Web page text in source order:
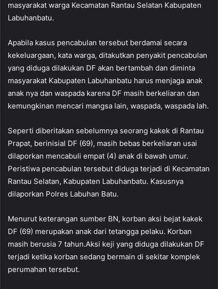
masyarakat warga Kecamatan Rantau Selatan Kabupaten
Labuhanbatu.
Apabila kasus pencabulan tersebut berdamai secara
kekeluargaan, kata warga, ditakutkan penyakit pencabulan
yang diduga dilakukan DF akan bertambah dan diminta
masyarakat Kabupaten Labuhanbatu harus menjaga anak
anak nya dan waspada karena DF masih berkeliaran dan
kemungkinan mencari mangsa lain, waspada, waspada lah.
Seperti diberitakan sebelumnya seorang kakek di Rantau
Prapat, berinisial DF (69), masih bebas berkeliaran usai
dilaporkan mencabuli empat (4) anak di bawah umur.
Peristiwa pencabulan tersebut diduga terjadi di Kecamatan
Rantau Selatan, Kabupaten Labuhanbatu. Kasusnya
dilaporkan Polres Labuhan Batu.
Menurut keterangan sumber BN, korban aksi bejat kakek
DF (69) merupakan anak dari tetangga pelaku. Korban
masih berusia 7 tahun.Aksi keji yang diduga dilakukan DF
terjadi ketika korban sedang bermain di sekitar komplek
perumahan tersebut.